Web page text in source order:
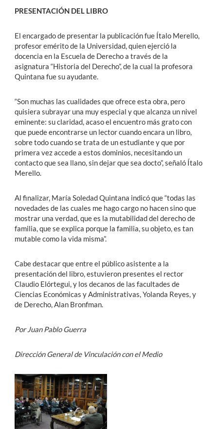
PRESENTACIÓN DEL LIBRO
El encargado de presentar la publicación fue Ítalo Merello,
profesor emérito de la Universidad, quien ejerció la
docencia en la Escuela de Derecho a través de la
asignatura “Historia del Derecho”, de la cual la profesora
Quintana fue su ayudante.
“Son muchas las cualidades que ofrece esta obra, pero
quisiera subrayar una muy especial y que alcanza un nivel
eminente: su claridad, acaso el encuentro más grato con
que puede encontrarse un lector cuando encara un libro,
sobre todo cuando se trata de un estudiante y que por
primera vez accede a estos dominios, necesitando un
contacto que sea llano, sin dejar que sea docto”, señaló Ítalo
Merello.
Al finalizar, María Soledad Quintana indicó que “todas las
novedades de las cuales me hago cargo no hacen sino que
mostrar una verdad, que es la mutabilidad del derecho de
familia, que se explica porque la familia, su objeto, es tan
mutable como la vida misma”.
Cabe destacar que entre el público asistente a la
presentación del libro, estuvieron presentes el rector
Claudio Elórtegui, y los decanos de las facultades de
Ciencias Económicas y Administrativas, Yolanda Reyes, y
de Derecho, Alan Bronfman.
Por Juan Pablo Guerra
Dirección General de Vinculación con el Medio